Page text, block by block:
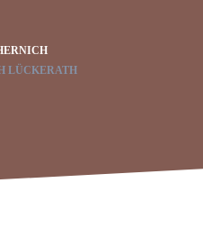
LÜCKERATH